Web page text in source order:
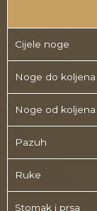
Cijele noge
Noge do koljena
Noge od koljena
Pazuh
Ruke
Stomak i prsa